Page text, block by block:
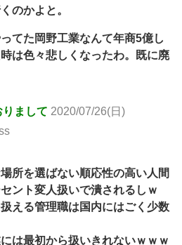
のかよと。
てた岡野工業なんて年商5億し
は色々悲しくなったわ。既に廃
まして 2020/07/26(日)
所を選ばない順応性の高い人間
ント変人扱いで潰されるしｗ
える管理職は国内にはごく少数
は最初から扱いきれないｗｗｗ